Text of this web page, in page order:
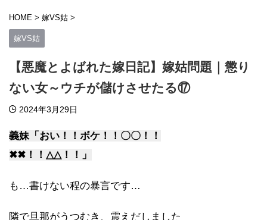
HOME > 嫁VS姑 >
嫁VS姑
【悪魔とよばれた嫁日記】嫁姑問題｜懲り
ない女～ウチが儲けさせたる⑰
2024年3月29日
義妹「おい！！ボケ！！〇〇！！
✖✖！！△△！！」
も…書けない程の暴言です…
隣で旦那がうつむき、震えだしました